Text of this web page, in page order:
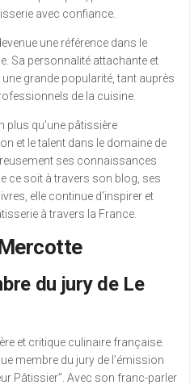
avec confiance.
une référence dans le
Sa personnalité attachante et
grande popularité, tant auprès
de la cuisine.
plus qu’une pâtissière
et le talent dans le domaine de
ses connaissances
ce soit à travers son blog, ses
elle continue d’inspirer et
à travers la France.
du jury de Le
et critique culinaire française.
membre du jury de l’émission
Pâtissier”. Avec son franc-parler